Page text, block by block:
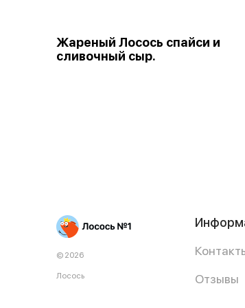
Жареный Лосось спайси и
сливочный сыр.
© 2026
Лосось
Отзывы